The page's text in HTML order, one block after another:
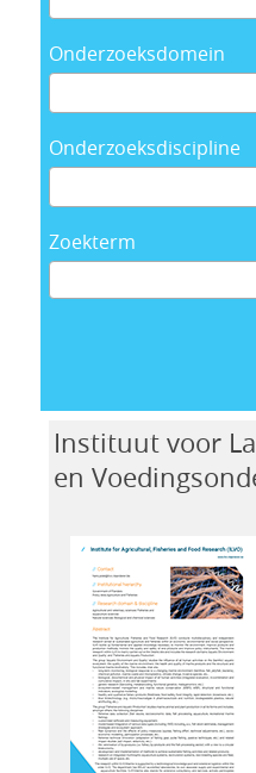
Onderzoeksdomein
Onderzoeksdiscipline
Zoekterm
Instituut voor
en